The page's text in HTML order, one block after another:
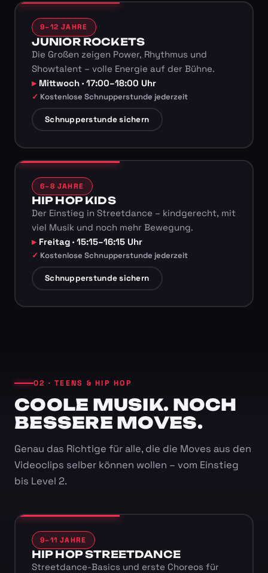
9–12 JAHRE
JUNIOR ROCKETS
Die Großen zeigen Power, Rhythmus und
Showtalent – volle Energie auf der Bühne.
Mittwoch · 17:00–18:00 Uhr
Kostenlose Schnupperstunde jederzeit
Schnupperstunde sichern
6–8 JAHRE
HIP HOP KIDS
Der Einstieg in Streetdance – kindgerecht, mit
viel Musik und noch mehr Bewegung.
Freitag · 15:15–16:15 Uhr
Kostenlose Schnupperstunde jederzeit
Schnupperstunde sichern
02 · TEENS & HIP HOP
COOLE MUSIK. NOCH
BESSERE MOVES.
Genau das Richtige für alle, die die Moves aus den
Videoclips selber können wollen – vom Einstieg
bis Level 2.
9–11 JAHRE
HIP HOP STREETDANCE
Streetdance-Basics und erste Choreos für